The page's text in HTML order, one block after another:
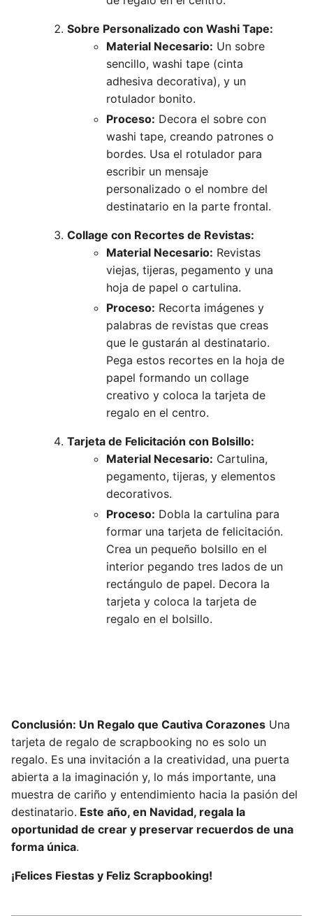
Sobre Personalizado con Washi Tape:
Material Necesario: Un sobre
sencillo, washi tape (cinta
adhesiva decorativa), y un
rotulador bonito.
Proceso: Decora el sobre con
washi tape, creando patrones o
bordes. Usa el rotulador para
escribir un mensaje
personalizado o el nombre del
destinatario en la parte frontal.
Collage con Recortes de Revistas:
Material Necesario: Revistas
viejas, tijeras, pegamento y una
hoja de papel o cartulina.
Proceso: Recorta imágenes y
palabras de revistas que creas
que le gustarán al destinatario.
Pega estos recortes en la hoja de
papel formando un collage
creativo y coloca la tarjeta de
regalo en el centro.
Tarjeta de Felicitación con Bolsillo:
Material Necesario: Cartulina,
pegamento, tijeras, y elementos
decorativos.
Proceso: Dobla la cartulina para
formar una tarjeta de felicitación.
Crea un pequeño bolsillo en el
interior pegando tres lados de un
rectángulo de papel. Decora la
tarjeta y coloca la tarjeta de
regalo en el bolsillo.
Conclusión: Un Regalo que Cautiva Corazones Una
tarjeta de regalo de scrapbooking no es solo un
regalo. Es una invitación a la creatividad, una puerta
abierta a la imaginación y, lo más importante, una
muestra de cariño y entendimiento hacia la pasión del
destinatario. Este año, en Navidad, regala la
oportunidad de crear y preservar recuerdos de una
forma única.
¡Felices Fiestas y Feliz Scrapbooking!